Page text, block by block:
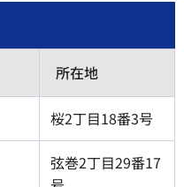
所在地
桜2丁目18番3号
弦巻2丁目29番17